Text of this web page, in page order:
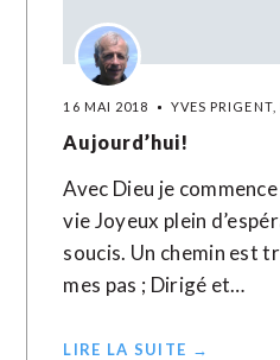
16 MAI 2018 YVES
Aujourd’hui!
Avec Dieu je
vie Joyeux plein
soucis. Un chemin est
mes pas ; Dirigé et…
LIRE LA SUITE →